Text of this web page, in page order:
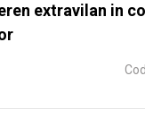
extravilan in